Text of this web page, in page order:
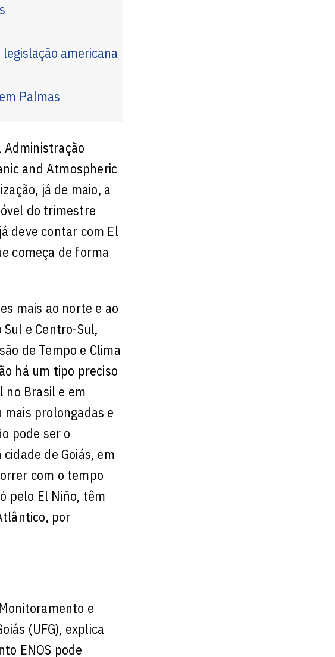
americana
Palmas
Administração
and Atmospheric
já de maio, a
do trimestre
deve contar com El
começa de forma
mais ao norte e ao
e Centro-Sul,
de Tempo e Clima
há um tipo preciso
no Brasil e em
prolongadas e
pode ser o
de Goiás, em
com o tempo
pelo El Niño, têm
por
e
(UFG), explica
ENOS pode